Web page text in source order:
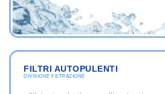
FILTRI AUTOPULENTI
DIVISIONE FILTRAZIONE